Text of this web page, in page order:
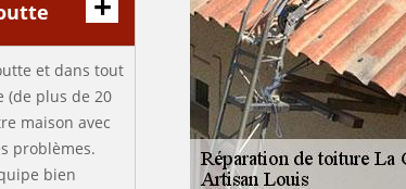
et dans tout
(de plus de 20
maison avec
problèmes.
bien